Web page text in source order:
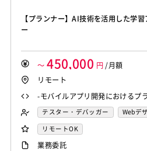
【プランナー】AI技術を活用した学
ー
～ 450,000 円 /月額
リモート
-モバイルアプリ開発におけるプ
成、進行管理を含む） -仕様が固
考えて提案できる能力 -デバッグ
主体性を持ってコミットできる姿
テスター・デバッガー
Webデ
イラストレーター
プランナー・プロデューサー
リモートOK
業務委託